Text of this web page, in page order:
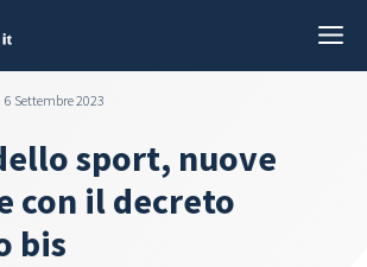
6 Settembre 2023
sport, nuove
con il decreto
bis